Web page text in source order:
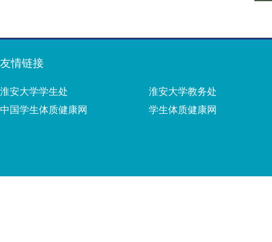
友情链接
淮安大学学生处
淮安大学教务处
中国学生体质健康网
学生体质健康网